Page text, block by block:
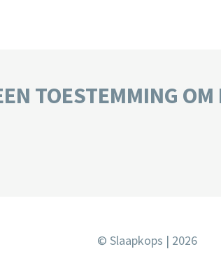
TOESTEMMING
© Slaapkops | 2026